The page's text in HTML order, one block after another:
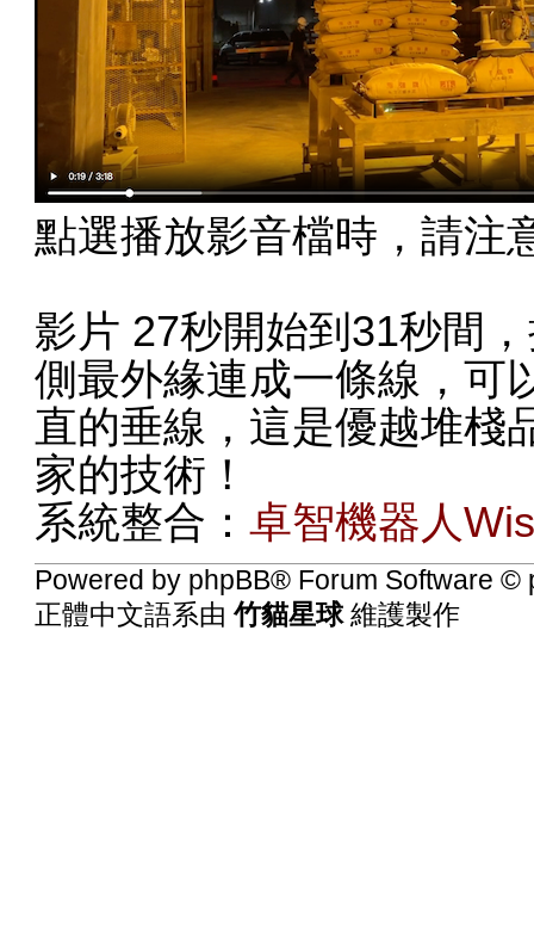
點選播放影音檔時，請注
影片 27秒開始到31秒間
側最外緣連成一條線，可
直的垂線，這是優越堆棧
家的技術！
系統整合：卓智機器人
Powered by phpBB® Forum Software ©
正體中文語系由竹貓星球 維護製作